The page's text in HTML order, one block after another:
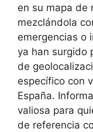
en su mapa de
mezclándola
emergencias o
ya han surgido
de
específico con
España.
valiosa para
de referencia